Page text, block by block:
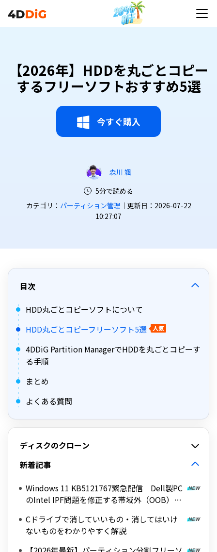
【2026年】HDDを丸ごとコピー
するフリーソフトおすすめ5選
今すぐ購入
森川 颯
5分で読める
カテゴリ： パーティション管理 ｜更新日：2026-07-22
10:27:07
目次
HDD丸ごとコピーソフトについて
HDD丸ごとコピーフリーソフト5選
人気
4DDiG Partition ManagerでHDDを丸ごとコピーす
る手順
まとめ
よくある質問
ディスクのクローン
新着記事
Windows 11 KB5121767緊急配信｜Dell製PC
のIntel IPF問題を修正する帯域外（OOB）ア
Cドライブで消していいもの・消してはいけ
ないものをわかりやすく解説